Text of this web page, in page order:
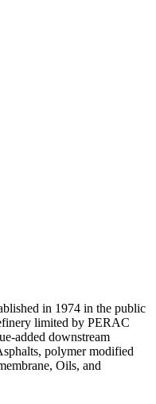
in 1974 in the public
limited by PERAC
added downstream
polymer modified
Oils, and